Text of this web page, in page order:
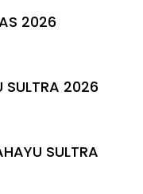
2026
SULTRA 2026
SULTRA